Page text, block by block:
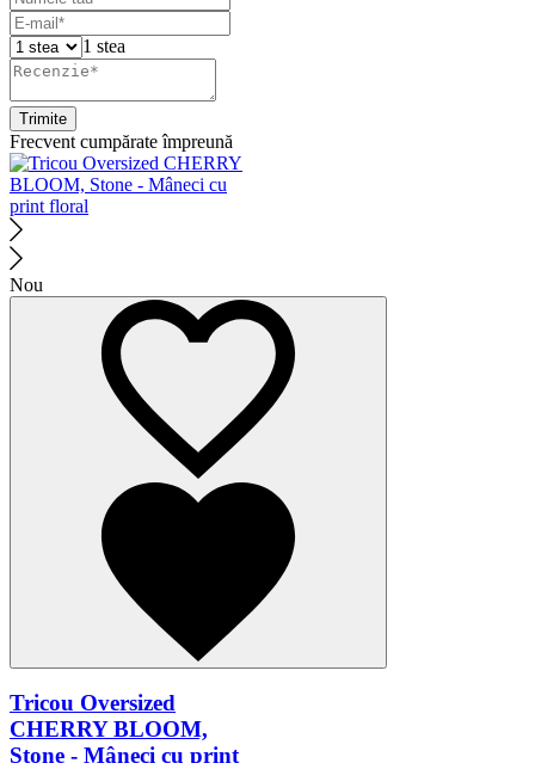
1 stea
Trimite
Frecvent cumpărate împreună
Nou
Tricou Oversized
CHERRY BLOOM,
Stone - Mâneci cu print